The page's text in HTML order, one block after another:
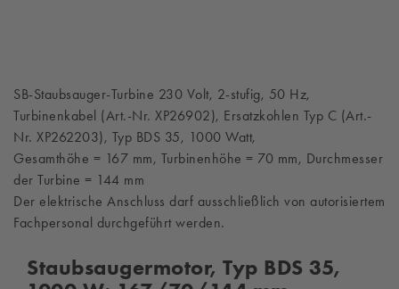
SB-Staubsauger-Turbine 230 Volt, 2-stufig, 50 Hz,
Turbinenkabel (Art.-Nr. XP26902), Ersatzkohlen Typ C (Art.-
Nr. XP262203), Typ BDS 35, 1000 Watt,
Gesamthöhe = 167 mm, Turbinenhöhe = 70 mm, Durchmesser
der Turbine = 144 mm
Der elektrische Anschluss darf ausschließlich von autorisiertem
Fachpersonal durchgeführt werden.
Staubsaugermotor, Typ BDS 35,